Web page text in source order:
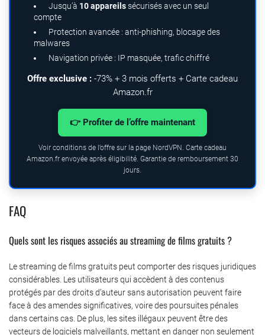
Jusqu’à 10 appareilssécurisés avec un seul
compte
Protection avancée : anti-phishing, blocage des
malwares
Navigation privée : IP masquée, trafic chiffré
Offre exclusive : -73% + 3 mois offerts + Carte cadeau
Amazon.fr
👉 Profiter de l’offre maintenant
Voir conditions de l’offre sur la page NordVPN. Carte cadeau
Amazon.fr envoyée après éligibilité. Garantie de remboursement 30
jours.
FAQ
Quels sont les risques associés au streaming de films gratuits ?
Le streaming de films gratuits peut comporter des risques juridiques
considérables. Les utilisateurs qui accèdent à des contenus
protégés par des droits d’auteur sans autorisation peuvent faire
face à des amendes significatives, voire des poursuites pénales
dans certains cas. De plus, les sites illégaux peuvent être des
vecteurs de logiciels malveillants, mettant en danger non seulement